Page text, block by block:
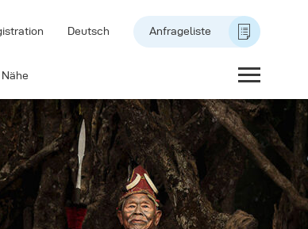
Deutsch Anfrageliste